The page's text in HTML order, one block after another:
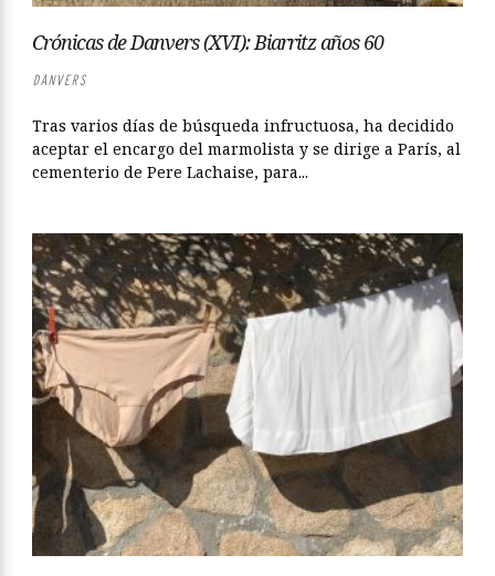
Crónicas de Danvers (XVI): Biarritz años 60
DANVERS
Tras varios días de búsqueda infructuosa, ha decidido
aceptar el encargo del marmolista y se dirige a París, al
cementerio de Pere Lachaise, para...